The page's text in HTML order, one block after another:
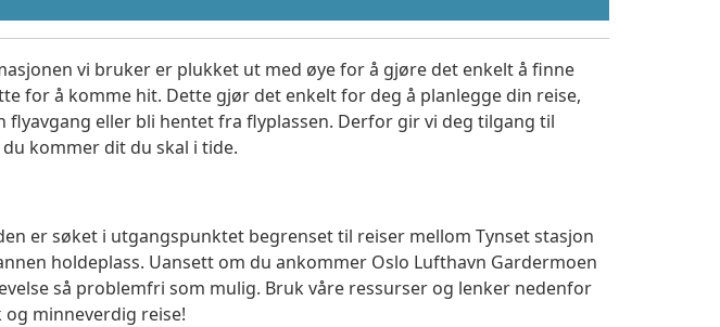
vi bruker er plukket ut med øye for å gjøre det enkelt å finne
for å komme hit. Dette gjør det enkelt for deg å planlegge din reise,
eller bli hentet fra flyplassen. Derfor gir vi deg tilgang til
kommer dit du skal i tide.
er søket i utgangspunktet begrenset til reiser mellom Tynset stasjon
holdeplass. Uansett om du ankommer Oslo Lufthavn Gardermoen
så problemfri som mulig. Bruk våre ressurser og lenker nedenfor
minneverdig reise!